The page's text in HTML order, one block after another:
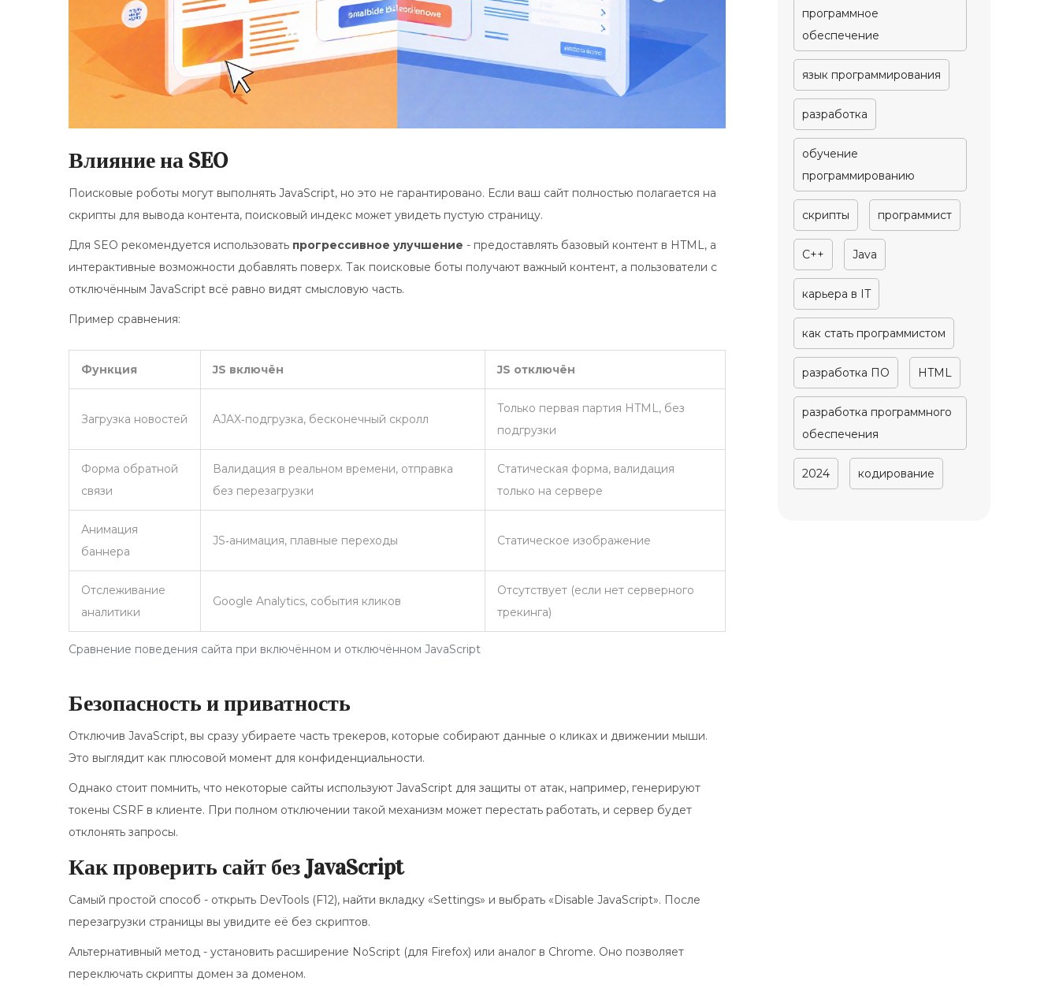
Влияние на SEO
Поисковые роботы могут выполнять JavaScript, но это не гарантировано. Если ваш сайт полностью полагается на
скрипты для вывода контента, поисковый индекс может увидеть пустую страницу.
Для SEO рекомендуется использовать прогрессивное улучшение - предоставлять базовый контент в HTML, а
интерактивные возможности добавлять поверх. Так поисковые боты получают важный контент, а пользователи с
отключённым JavaScript всё равно видят смысловую часть.
Пример сравнения:
Сравнение поведения сайта при включённом и отключённом JavaScript
Функция JS включён JS отключён
Загрузка новостей AJAX‑подгрузка, бесконечный скролл
Только первая партия HTML, без
подгрузки
Форма обратной
связи
Валидация в реальном времени, отправка
без перезагрузки
Статическая форма, валидация
только на сервере
Анимация
баннера
JS‑анимация, плавные переходы Статическое изображение
Отслеживание
аналитики
Google Analytics, события кликов
Отсутствует (если нет серверного
трекинга)
Безопасность и приватность
Отключив JavaScript, вы сразу убираете часть трекеров, которые собирают данные о кликах и движении мыши.
Это выглядит как плюсовой момент для конфиденциальности.
Однако стоит помнить, что некоторые сайты используют JavaScript для защиты от атак, например, генерируют
токены CSRF в клиенте. При полном отключении такой механизм может перестать работать, и сервер будет
отклонять запросы.
Как проверить сайт без JavaScript
Самый простой способ - открыть DevTools (F12), найти вкладку «Settings» и выбрать «Disable JavaScript». После
перезагрузки страницы вы увидите её без скриптов.
Альтернативный метод - установить расширение NoScript (для Firefox) или аналог в Chrome. Оно позволяет
переключать скрипты домен за доменом.
программное
обеспечение
язык программирования
разработка
обучение
программированию
скрипты программист
C++ Java
карьера в IT
как стать программистом
разработка ПО HTML
разработка программного
обеспечения
2024 кодирование